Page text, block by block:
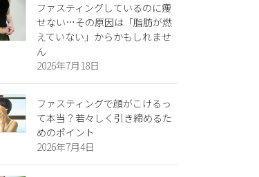
ファスティングしているのに痩
せない…その原因は「脂肪が燃
えていない」からかもしれませ
ん
2026年7月18日
ファスティングで顔がこけるっ
て本当？若々しく引き締めるた
めのポイント
2026年7月4日